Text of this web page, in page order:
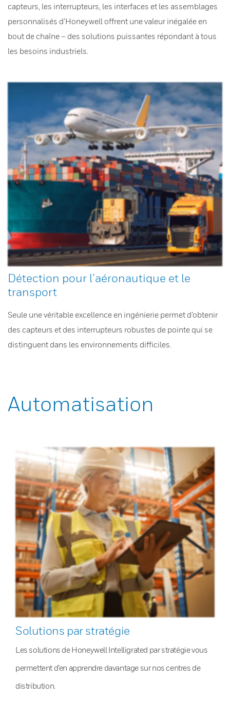
capteurs, les interrupteurs, les interfaces et les assemblages
personnalisés d’Honeywell offrent une valeur inégalée en
bout de chaîne – des solutions puissantes répondant à tous
les besoins industriels.
Détection pour l’aéronautique et le
transport
Seule une véritable excellence en ingénierie permet d’obtenir
des capteurs et des interrupteurs robustes de pointe qui se
distinguent dans les environnements difficiles.
Automatisation
Solutions par stratégie
Les solutions de Honeywell Intelligrated par stratégie vous
permettent d’en apprendre davantage sur nos centres de
distribution.